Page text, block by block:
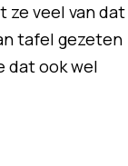
ze veel van dat
tafel gezeten
dat ook wel